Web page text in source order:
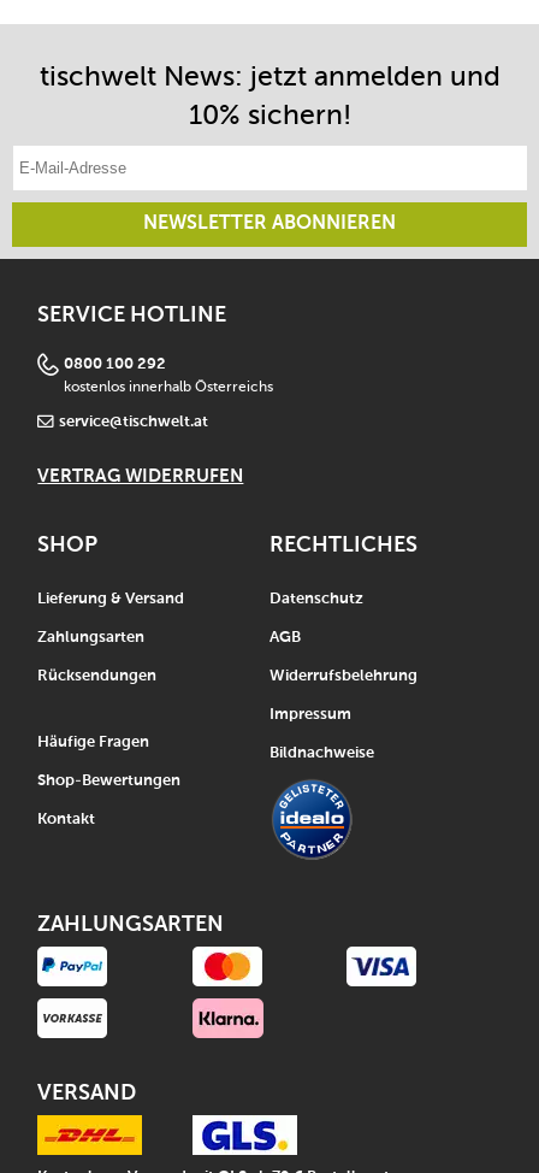
tischwelt News: jetzt anmelden und
10% sichern!
NEWSLETTER ABONNIEREN
SERVICE HOTLINE
0800 100 292
kostenlos innerhalb Österreichs
service@tischwelt.at
VERTRAG WIDERRUFEN
SHOP
Lieferung & Versand
Zahlungsarten
Rücksendungen
Häufige Fragen
Shop-Bewertungen
Kontakt
RECHTLICHES
Datenschutz
AGB
Widerrufsbelehrung
Impressum
Bildnachweise
ZAHLUNGSARTEN
VERSAND